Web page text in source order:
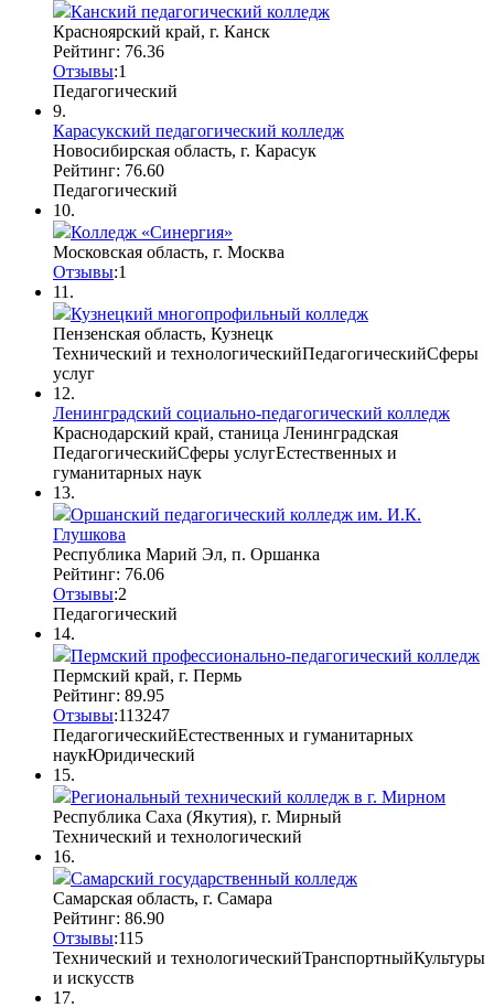
Канский педагогический колледж
Красноярский край, г. Канск
Рейтинг: 76.36
Отзывы:1
Педагогический
9.
Карасукский педагогический колледж
Новосибирская область, г. Карасук
Рейтинг: 76.60
Педагогический
10.
Колледж «Синергия»
Московская область, г. Москва
Отзывы:1
11.
Кузнецкий многопрофильный колледж
Пензенская область, Кузнецк
Технический и технологическийПедагогическийСферы
услуг
12.
Ленинградский социально-педагогический колледж
Краснодарский край, станица Ленинградская
ПедагогическийСферы услугЕстественных и
гуманитарных наук
13.
Оршанский педагогический колледж им. И.К.
Глушкова
Республика Марий Эл, п. Оршанка
Рейтинг: 76.06
Отзывы:2
Педагогический
14.
Пермский профессионально-педагогический колледж
Пермский край, г. Пермь
Рейтинг: 89.95
Отзывы:113247
ПедагогическийЕстественных и гуманитарных
наукЮридический
15.
Региональный технический колледж в г. Мирном
Республика Саха (Якутия), г. Мирный
Технический и технологический
16.
Самарский государственный колледж
Самарская область, г. Самара
Рейтинг: 86.90
Отзывы:11 5
Технический и технологическийТранспортныйКультуры
и искусств
17.